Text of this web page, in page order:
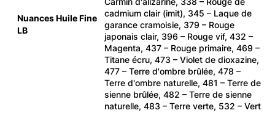
Nuances Huile Fine
LB
cadmium clair (imit)​, 345 – Laque de
garance cramoisie, 379 – Rouge
japonais clair, 396 – Rouge vif, 432 –
Magenta, 437 – Rouge primaire, 469 –
Titane écru, 473 – Violet de dioxazine,
477 – Terre d'ombre brûlée, 478 –
Terre d'ombre naturelle, 481 – Terre de
sienne brûlée, 482 – Terre de sienne
naturelle, 483 – Terre verte, 532 – Vert